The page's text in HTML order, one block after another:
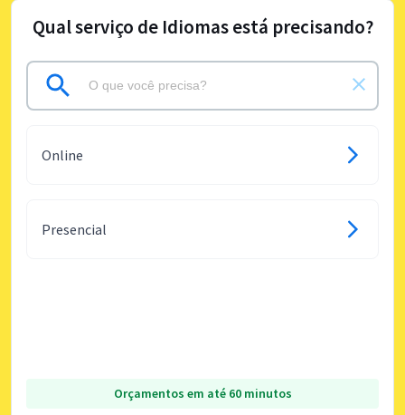
Qual serviço de Idiomas está precisando?
Online
Presencial
Orçamentos em até 60 minutos